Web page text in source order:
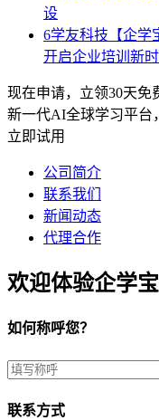
设
6学友科技【企学
开启企业培训新时
现在申请，立领30天免
新一代AI全球学习平台
立即试用
公司简介
联系我们
新闻动态
代理合作
欢迎体验企学
如何称呼您？
联系方式